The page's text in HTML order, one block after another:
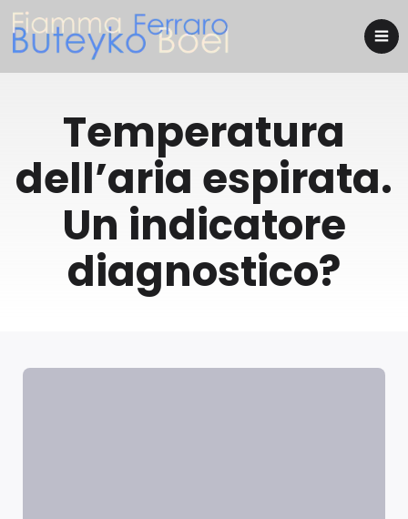
Temperatura
dell’aria espirata.
Un indicatore
diagnostico?